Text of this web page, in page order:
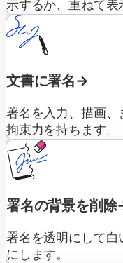
示するか、重ねて表
文書に署名
署名を入力、描画
拘束力を持ちます。
署名の背景を削除
署名を透明にして白
にします。